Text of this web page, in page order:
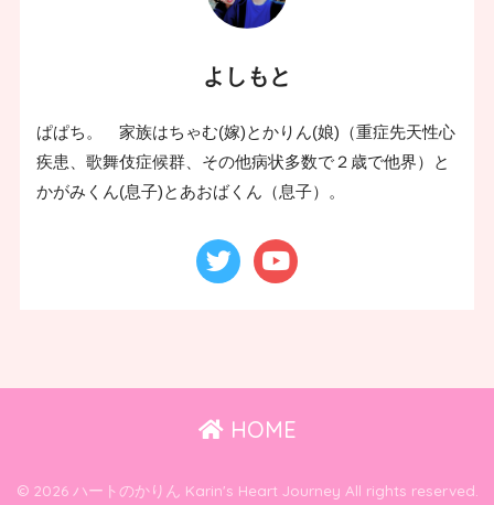
よしもと
ぱぱち。 家族はちゃむ(嫁)とかりん(娘)（重症先天性心
疾患、歌舞伎症候群、その他病状多数で２歳で他界）と
かがみくん(息子)とあおばくん（息子）。
HOME
© 2026 ハートのかりん Karin's Heart Journey All rights reserved.